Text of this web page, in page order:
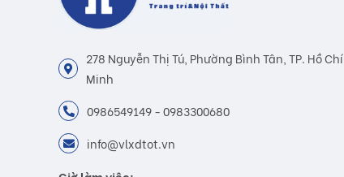
278 Nguyễn Thị Tú, Phường Bình Tân, TP. Hồ Chí
Minh
0986549149 - 0983300680
info@vlxdtot.vn